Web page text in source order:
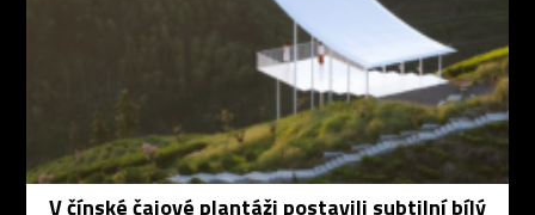
V čínské čajové plantáži postavili subtilní bílý